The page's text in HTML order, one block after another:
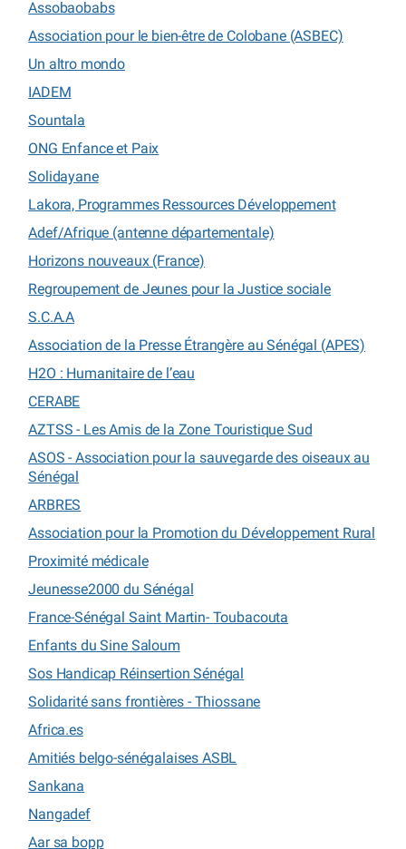
Assobaobabs
Association pour le bien-être de Colobane (ASBEC)
Un altro mondo
IADEM
Sountala
ONG Enfance et Paix
Solidayane
Lakora, Programmes Ressources Développement
Adef/Afrique (antenne départementale)
Horizons nouveaux (France)
Regroupement de Jeunes pour la Justice sociale
S.C.A.A
Association de la Presse Étrangère au Sénégal (APES)
H2O : Humanitaire de l’eau
CERABE
AZTSS - Les Amis de la Zone Touristique Sud
ASOS - Association pour la sauvegarde des oiseaux au
Sénégal
ARBRES
Association pour la Promotion du Développement Rural
Proximité médicale
Jeunesse2000 du Sénégal
France-Sénégal Saint Martin- Toubacouta
Enfants du Sine Saloum
Sos Handicap Réinsertion Sénégal
Solidarité sans frontières - Thiossane
Africa.es
Amitiés belgo-sénégalaises ASBL
Sankana
Nangadef
Aar sa bopp